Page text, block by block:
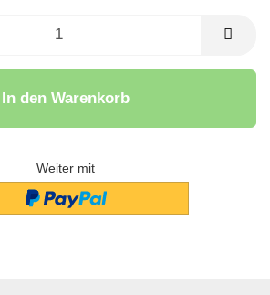
In den Warenkorb
Weiter mit